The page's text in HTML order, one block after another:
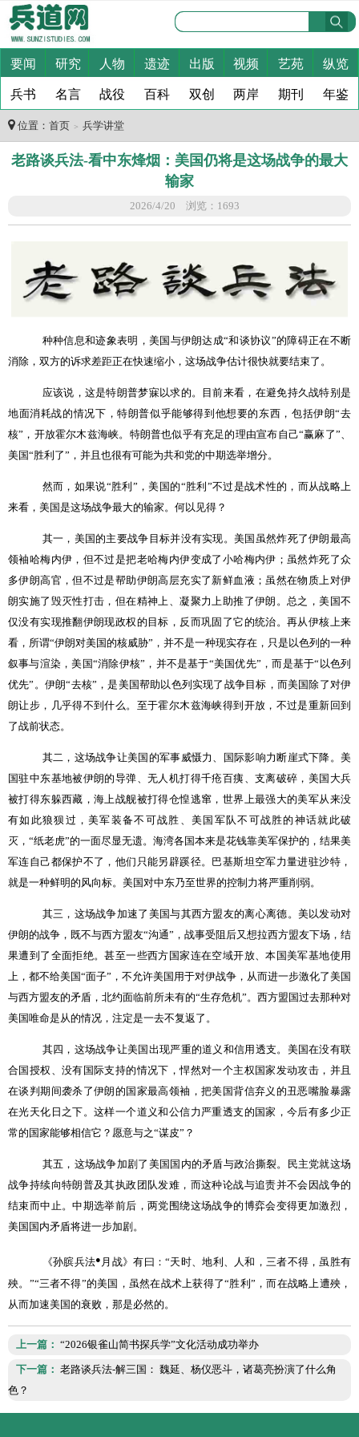
要闻 研究 人物 遗迹 出版 视频 艺苑 纵览
兵书 名言 战役 百科 双创 两岸 期刊 年鉴
位置： 首页 ＞ 兵学讲堂
老路谈兵法-看中东烽烟：美国仍将是这场战争的最大
输家
2026/4/20 浏览：1693
种种信息和迹象表明，美国与伊朗达成“和谈协议”的障碍正在不断
消除，双方的诉求差距正在快速缩小，这场战争估计很快就要结束了。
应该说，这是特朗普梦寐以求的。目前来看，在避免持久战特别是
地面消耗战的情况下，特朗普似乎能够得到他想要的东西，包括伊朗“去
核” ，开放霍尔木兹海峡。特朗普也似乎有充足的理由宣布自己“赢麻了”、
美国“胜利了” ，并且也很有可能为共和党的中期选举增分。
然而，如果说“胜利 ” ，美国的“胜利 ”不过是战术性的，而从战略上
来看，美国是这场战争最大的输家。何以见得？
其一，美国的主要战争目标并没有实现。美国虽然炸死了伊朗最高
领袖哈梅内伊，但不过是把老哈梅内伊变成了小哈梅内伊；虽然炸死了众
多伊朗高官，但不过是帮助伊朗高层充实了新鲜血液；虽然在物质上对伊
朗实施了毁灭性打击，但在精神上、凝聚力上助推了伊朗。总之，美国不
仅没有实现推翻伊朗现政权的目标，反而巩固了它的统治。再从伊核上来
看，所谓“伊朗对美国的核威胁” ，并不是一种现实存在，只是以色列的一种
叙事与渲染，美国“消除伊核” ，并不是基于“美国优先” ，而是基于“ 以色列
优先” 。伊朗“去核” ，是美国帮助以色列实现了战争目标，而美国除了对伊
朗让步，几乎得不到什么。至于霍尔木兹海峡得到开放，不过是重新回到
了战前状态。
其二，这场战争让美国的军事威慑力、国际影响力断崖式下降。美
国驻中东基地被伊朗的导弹、无人机打得千疮百痍、支离破碎，美国大兵
被打得东躲西藏，海上战舰被打得仓惶逃窜，世界上最强大的美军从来没
有如此狼狈过，美军装备不可战胜、美国军队不可战胜的神话就此破
灭， “纸老虎”的一面尽显无遗。海湾各国本来是花钱靠美军保护的，结果美
军连自己都保护不了，他们只能另辟蹊径。巴基斯坦空军力量进驻沙特，
就是一种鲜明的风向标。美国对中东乃至世界的控制力将严重削弱。
其三，这场战争加速了美国与其西方盟友的离心离德。美以发动对
伊朗的战争，既不与西方盟友“沟通” ，战事受阻后又想拉西方盟友下场，结
果遭到了全面拒绝。甚至一些西方国家连在空域开放、本国美军基地使用
上，都不给美国“面子” ，不允许美国用于对伊战争，从而进一步激化了美国
与西方盟友的矛盾，北约面临前所未有的“生存危机”。西方盟国过去那种对
美国唯命是从的情况，注定是一去不复返了。
其四，这场战争让美国出现严重的道义和信用透支。美国在没有联
合国授权、没有国际支持的情况下，悍然对一个主权国家发动攻击，并且
在谈判期间袭杀了伊朗的国家最高领袖，把美国背信弃义的丑恶嘴脸暴露
在光天化日之下。这样一个道义和公信力严重透支的国家，今后有多少正
常的国家能够相信它？愿意与之“谋皮” ？
其五，这场战争加剧了美国国内的矛盾与政治撕裂。民主党就这场
战争持续向特朗普及其执政团队发难，而这种论战与追责并不会因战争的
结束而中止。中期选举前后，两党围绕这场战争的博弈会变得更加激烈，
美国国内矛盾将进一步加剧。
《孙膑兵法● 月战》有曰：“天时、地利、人和，三者不得，虽胜有
殃。 ”“三者不得”的美国，虽然在战术上获得了“胜利” ，而在战略上遭殃，
从而加速美国的衰败，那是必然的。
上一篇： “2026银雀山简书探兵学”文化活动成功举办
下一篇： 老路谈兵法-解三国： 魏延、杨仪恶斗，诸葛亮扮演了什么角
色？